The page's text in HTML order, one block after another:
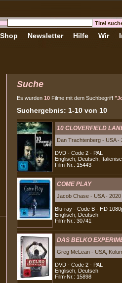
Shop Newsletter Hilfe Wir
Suche
Es wurden 10 Filme mit dem Suchbegriff
Suchergebnis: 1-10 von 10
10 CLOVERFIELD
Dan Trachtenberg - USA -
DVD - Code 2 - PAL
Englisch, Deutsch,
Film-Nr.: 15443
COME PLAY
Jacob Chase - USA - 2020
Blu-ray - Code B - HD
Englisch, Deutsch
Film-Nr.: 30741
DAS BELKO
Greg McLean - USA,
DVD - Code 2 - PAL
Englisch, Deutsch
Film-Nr.: 15898